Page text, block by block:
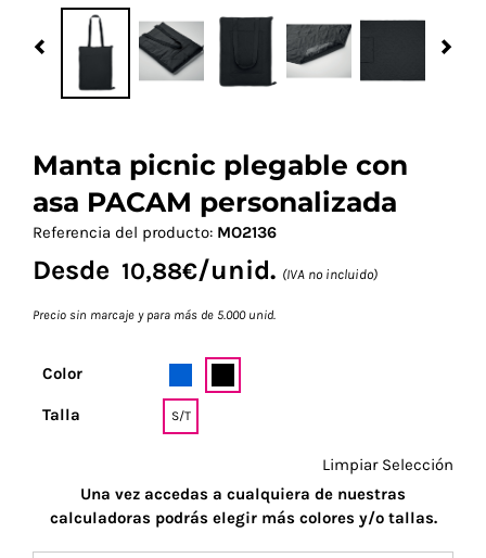
Previous
Manta picnic plegable con
asa PACAM personalizada
Referencia del producto: MO2136
Desde 10,88€/unid. (IVA no incluido)
Precio sin marcaje y para más de 5.000 unid.
Color
Talla S/T
Limpiar Selección
Una vez accedas a cualquiera de nuestras
calculadoras podrás elegir más colores y/o tallas.